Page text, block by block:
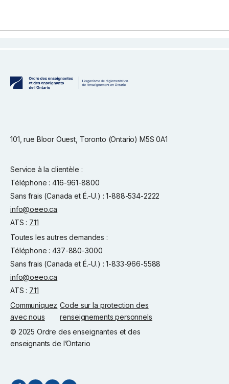
101, rue Bloor Ouest, Toronto (Ontario) M5S 0A1
Service à la clientèle :
Téléphone : 416-961-8800
Sans frais (Canada et É.-U.) : 1-888-534-2222
info@oeeo.ca
ATS : 711
Toutes les autres demandes :
Téléphone : 437-880-3000
Sans frais (Canada et É.-U.) : 1-833-966-5588
info@oeeo.ca
ATS : 711
Communiquez
avec nous
Code sur la protection des
renseignements personnels
© 2025 Ordre des enseignantes et des
enseignants de l’Ontario